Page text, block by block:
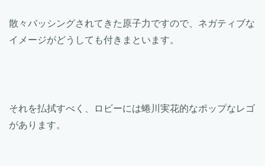
散々バッシングされてきた原子力ですので、ネガティブな
イメージがどうしても付きまといます。
それを払拭すべく、ロビーには蜷川実花的なポップなレゴ
があります。